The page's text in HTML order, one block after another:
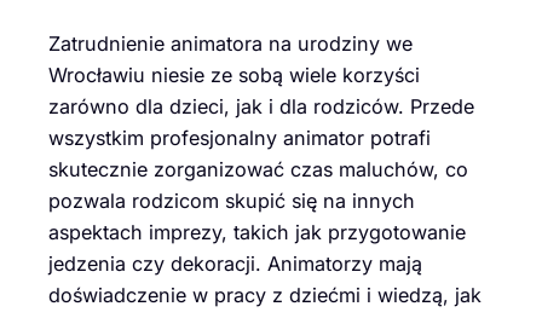
Zatrudnienie animatora na urodziny we
Wrocławiu niesie ze sobą wiele korzyści
zarówno dla dzieci, jak i dla rodziców. Przede
wszystkim profesjonalny animator potrafi
skutecznie zorganizować czas maluchów, co
pozwala rodzicom skupić się na innych
aspektach imprezy, takich jak przygotowanie
jedzenia czy dekoracji. Animatorzy mają
doświadczenie w pracy z dziećmi i wiedzą, jak